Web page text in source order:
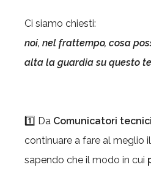
Ci siamo chiesti:
noi, nel frattempo, cosa
alta la guardia su questo
1️⃣ Da Comunicatori tecnici
continuare a fare al meglio
sapendo che il modo in cui